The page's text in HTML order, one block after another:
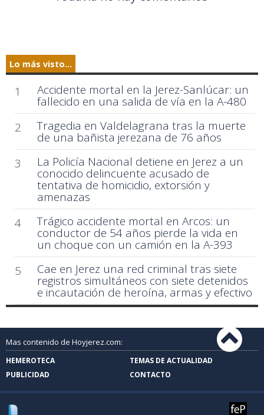
Lo más visto...
1 Accidente mortal en la Jerez-Sanlúcar: un
fallecido en una salida de vía en la A-480
2
Tragedia en Valdelagrana tras la muerte
de una bañista jerezana de 76 años
3
La Policía Nacional detiene en Jerez a un
conocido delincuente acusado de
tentativa de homicidio, extorsión y
amenazas
4
Trágico accidente mortal en Arcos: un
conductor de 54 años pierde la vida en
un choque con un camión en la A-393
5
Cae en Jerez una red criminal tras siete
registros simultáneos con siete detenidos
e incautación de heroína, armas y efectivo
Mas contenido de Hoyjerez.com:
HEMEROTECA
TEMAS DE ACTUALIDAD
PUBLICIDAD
CONTACTO